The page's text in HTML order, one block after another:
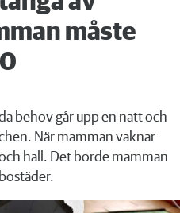
måste
behov går upp en natt och
När mamman vaknar
hall. Det borde mamman